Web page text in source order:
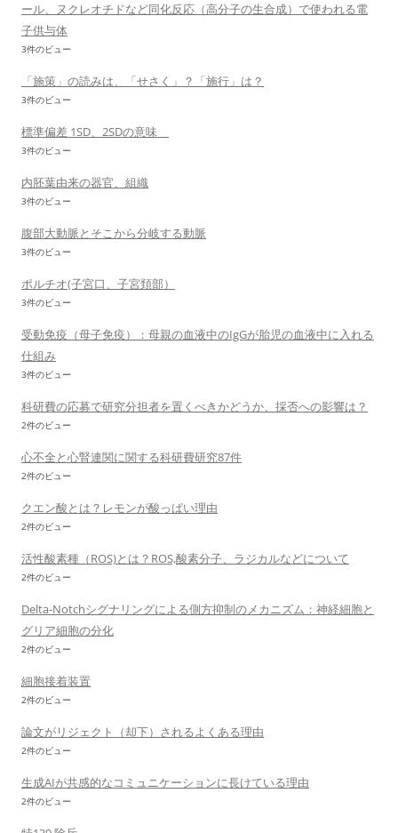
ール、ヌクレオチドなど同化反応（高分子の生合成）で使われる電
子供与体
3件のビュー
「施策」の読みは、「せさく」？「施行」は？
3件のビュー
標準偏差 1SD、2SDの意味
3件のビュー
内胚葉由来の器官、組織
3件のビュー
腹部大動脈とそこから分岐する動脈
3件のビュー
ポルチオ(子宮口、子宮頚部）
3件のビュー
受動免疫（母子免疫）：母親の血液中のIgGが胎児の血液中に入れる
仕組み
3件のビュー
科研費の応募で研究分担者を置くべきかどうか、採否への影響は？
2件のビュー
心不全と心腎連関に関する科研費研究87件
2件のビュー
クエン酸とは？レモンが酸っぱい理由
2件のビュー
活性酸素種（ROS)とは？ROS,酸素分子、ラジカルなどについて
2件のビュー
Delta-Notchシグナリングによる側方抑制のメカニズム：神経細胞と
グリア細胞の分化
2件のビュー
細胞接着装置
2件のビュー
論文がリジェクト（却下）されるよくある理由
2件のビュー
生成AIが共感的なコミュニケーションに長けている理由
2件のビュー